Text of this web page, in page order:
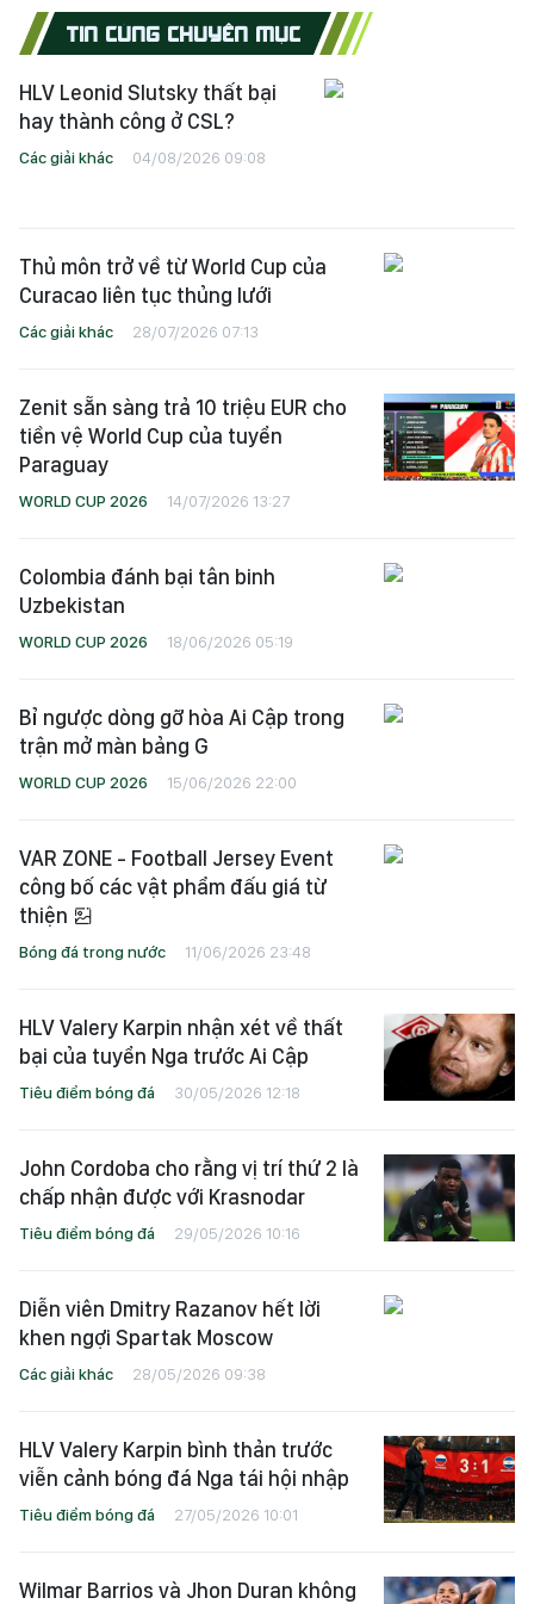
TIN CÙNG CHUYÊN MỤC
HLV Leonid Slutsky thất bại
hay thành công ở CSL?
Các giải khác 04/08/2026 09:08
Thủ môn trở về từ World Cup của
Curacao liên tục thủng lưới
Các giải khác 28/07/2026 07:13
Zenit sẵn sàng trả 10 triệu EUR cho
tiền vệ World Cup của tuyển
Paraguay
WORLD CUP 2026 14/07/2026 13:27
Colombia đánh bại tân binh
Uzbekistan
WORLD CUP 2026 18/06/2026 05:19
Bỉ ngược dòng gỡ hòa Ai Cập trong
trận mở màn bảng G
WORLD CUP 2026 15/06/2026 22:00
VAR ZONE - Football Jersey Event
công bố các vật phẩm đấu giá từ
thiện
Bóng đá trong nước 11/06/2026 23:48
HLV Valery Karpin nhận xét về thất
bại của tuyển Nga trước Ai Cập
Tiêu điểm bóng đá 30/05/2026 12:18
John Cordoba cho rằng vị trí thứ 2 là
chấp nhận được với Krasnodar
Tiêu điểm bóng đá 29/05/2026 10:16
Diễn viên Dmitry Razanov hết lời
khen ngợi Spartak Moscow
Các giải khác 28/05/2026 09:38
HLV Valery Karpin bình thản trước
viễn cảnh bóng đá Nga tái hội nhập
Tiêu điểm bóng đá 27/05/2026 10:01
Wilmar Barrios và Jhon Duran không